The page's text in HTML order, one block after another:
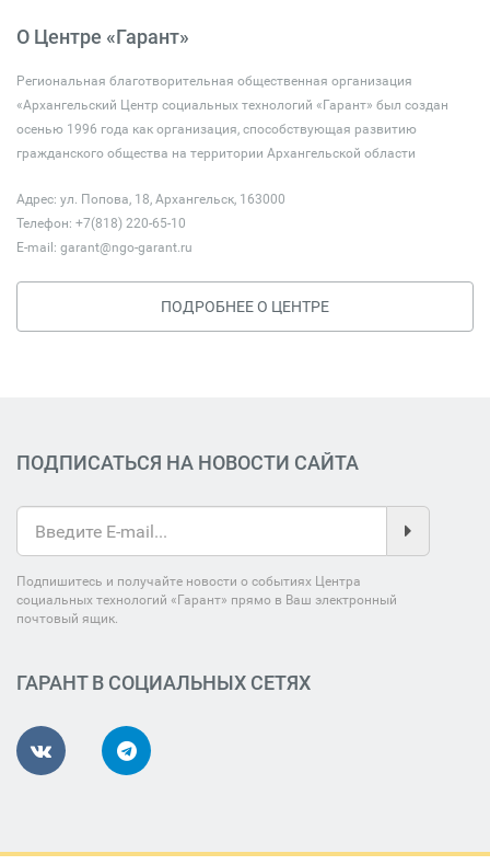
О Центре «Гарант»
Региональная благотворительная общественная организация
«Архангельский Центр социальных технологий «Гарант» был создан
осенью 1996 года как организация, способствующая развитию
гражданского общества на территории Архангельской области
Адрес: ул. Попова, 18, Архангельск, 163000
Телефон: +7(818) 220-65-10
E-mail: garant@ngo-garant.ru
ПОДРОБНЕЕ О ЦЕНТРЕ
ПОДПИСАТЬСЯ НА НОВОСТИ САЙТА
Подпишитесь и получайте новости о событиях Центра
социальных технологий «Гарант» прямо в Ваш электронный
почтовый ящик.
ГАРАНТ В СОЦИАЛЬНЫХ СЕТЯХ